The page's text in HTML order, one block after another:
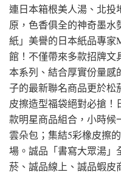
連日本箱根美人湯、北投
原，色香俱全的神奇墨水
紙」美譽的日本紙品專家
館！不僅帶來多款招牌文
本系列、結合厚實份量感
子的最新聯名商品更於松
皮擦造型福袋絕對必搶！
款明星商品組合，小時候
雲朵包；集結5彩橡皮擦
場。誠品「書寫大眾湯」
菸、誠品線上、誠品蝦皮